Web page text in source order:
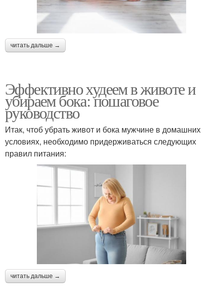
читать дальше →
Эффективно худеем в животе и
убираем бока: пошаговое
руководство
Итак, чтоб убрать живот и бока мужчине в домашних
условиях, необходимо придерживаться следующих
правил питания:
читать дальше →